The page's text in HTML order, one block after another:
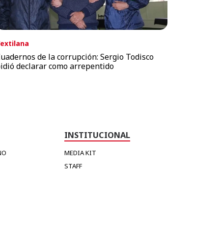
de la corrupción: Sergio Todisco
declarar como arrepentido
INSTITUCIONAL
MEDIA KIT
STAFF